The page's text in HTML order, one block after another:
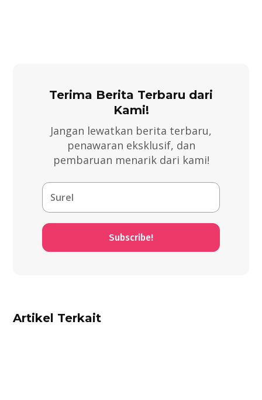
Terima Berita Terbaru dari
Kami!
Jangan lewatkan berita terbaru,
penawaran eksklusif, dan
pembaruan menarik dari kami!
Subscribe!
Artikel Terkait